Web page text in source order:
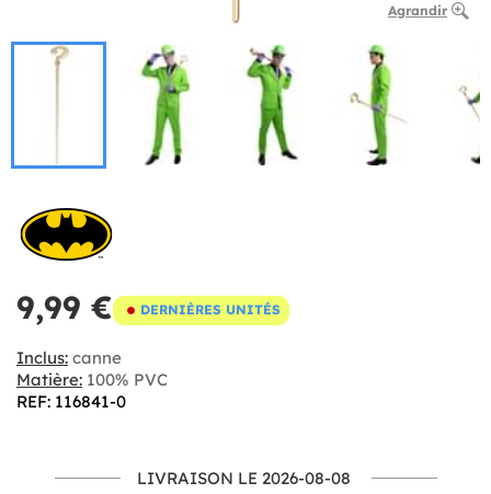
Agrandir
9,99 € DERNIÈRES UNITÉS
Inclus: canne
Matière: 100% PVC
REF: 116841-0
LIVRAISON LE 2026-08-08